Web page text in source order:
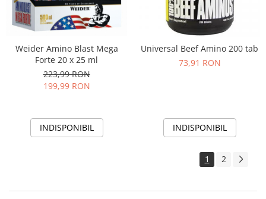
Weider Amino Blast Mega
Forte 20 x 25 ml
223,99 RON
199,99 RON
INDISPONIBIL
Universal Beef Amino 200 tab
73,91 RON
INDISPONIBIL
1 2